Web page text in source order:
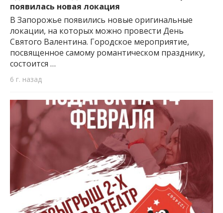
появилась новая локация
В Запорожье появились новые оригинальные
локации, на которых можно провести День
Святого Валентина. Городское мероприятие,
посвященное самому романтическом празднику,
состоится …
6 г. назад